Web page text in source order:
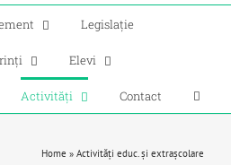
Legislație
Elevi
Activități Contact
Home » Activități educ. și extrașcolare